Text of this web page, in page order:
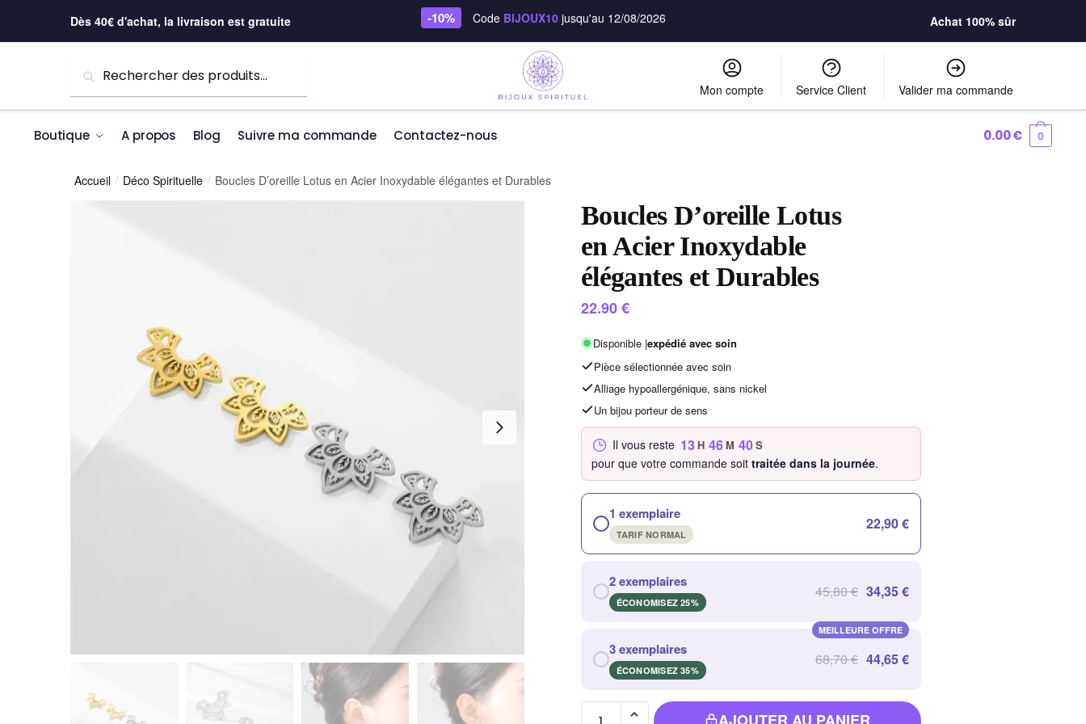
Dès 40€ d'achat, la livraison est gratuite -10% Code BIJOUX10jusqu'au 12/08/2026 Achat 100% sûr
Recherche
Mon compte Service Client Valider ma commande
Boutique A propos Blog Suivre ma commande Contactez-nous 0.00€ 0
Accueil / Déco Spirituelle / Boucles D’oreille Lotus en Acier Inoxydable élégantes et Durables
Boucles D’oreille Lotus
en Acier Inoxydable
élégantes et Durables
22.90€
Disponible |expédié avec soin
Pièce sélectionnée avec soin
Alliage hypoallergénique, sans nickel
Un bijou porteur de sens
Il vous reste 13 H 46M 39S
pour que votre commande soit traitée dans la journée.
1 exemplaire
TARIF NORMAL
22,90 €
2 exemplaires
ÉCONOMISEZ 25%
45,80 € 34,35 €
MEILLEURE OFFRE
3 exemplaires
ÉCONOMISEZ 35%
68,70 € 44,65 €